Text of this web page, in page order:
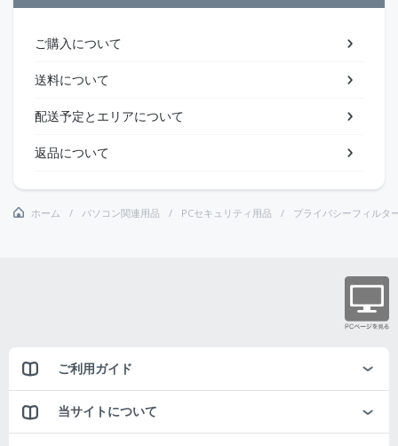
ご購入について
送料について
配送予定とエリアについて
返品について
ホーム パソコン関連用品 PCセキュリティ用品 プライバシーフィルタ
ご利用ガイド
当サイトについて